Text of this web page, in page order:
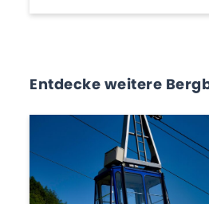
Entdecke weitere